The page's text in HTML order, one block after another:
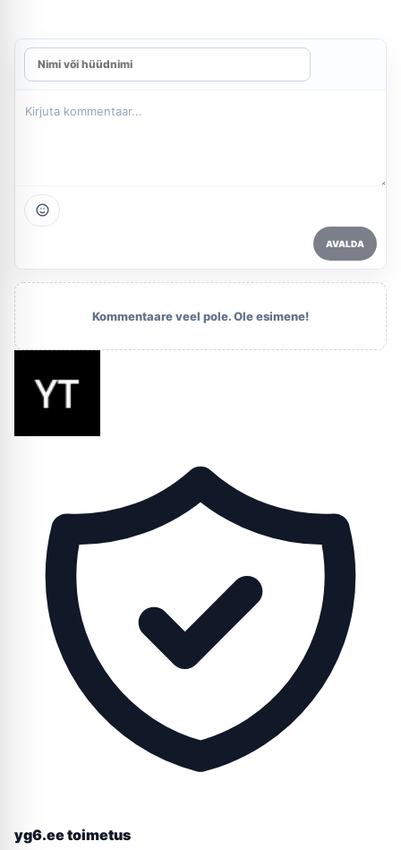
AVALDA
Kommentaare veel pole. Ole esimene!
yg6.ee toimetus